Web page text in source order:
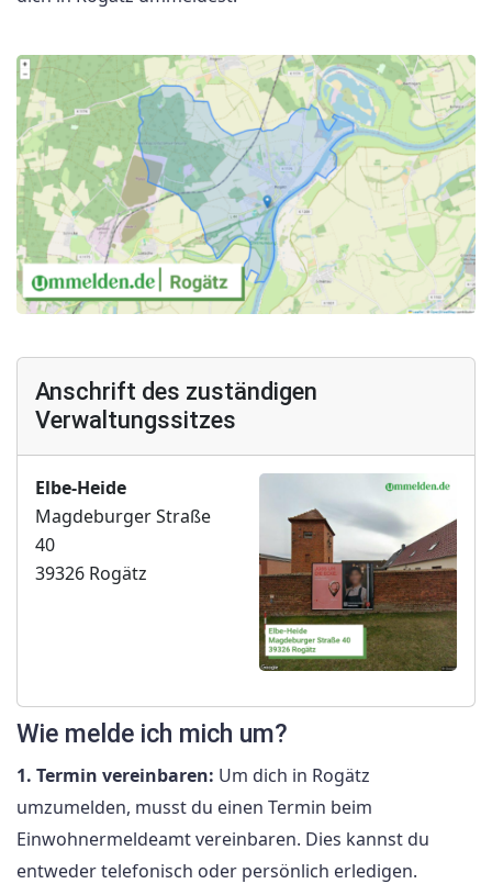
Anschrift des zuständigen
Verwaltungssitzes
Elbe-Heide
Magdeburger Straße
40
39326 Rogätz
Wie melde ich mich um?
1. Termin vereinbaren: Um dich in Rogätz
umzumelden, musst du einen Termin beim
Einwohnermeldeamt vereinbaren. Dies kannst du
entweder telefonisch oder persönlich erledigen.